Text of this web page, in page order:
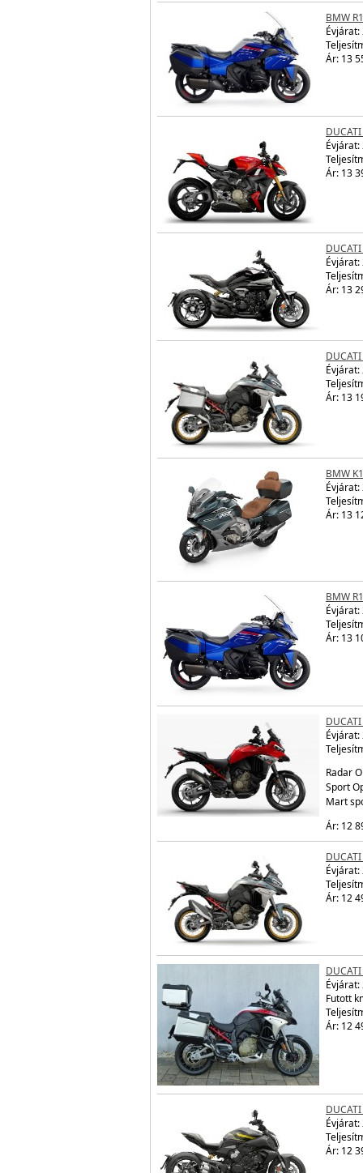
BMW
Évjárat:
Ár: 13
DUCATI
Évjárat:
Ár: 13
Évjárat:
Ár: 13
Évjárat:
Ár: 13
BMW
Évjárat:
Ár: 13
BMW
Évjárat:
Ár: 13
Évjárat:
Radar
Sport
Mart
Ár: 12
Évjárat:
Ár: 12
Évjárat:
Futott
Ár: 12
Évjárat:
Ár: 12